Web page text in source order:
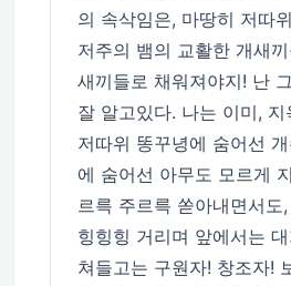
의 속삭임은, 마땅히 저따
저주의 뱀의 교활한 개새
새끼들로 채워져야지! 난
잘 알고있다. 나는 이미,
저따위 똥꾸녕에 숨어선
에 숨어선 아무도 모르게
르륵 주르륵 쏟아내면서도
힝힝힝 거리며 앞에서는
쳐들고는 구원자! 창조자!